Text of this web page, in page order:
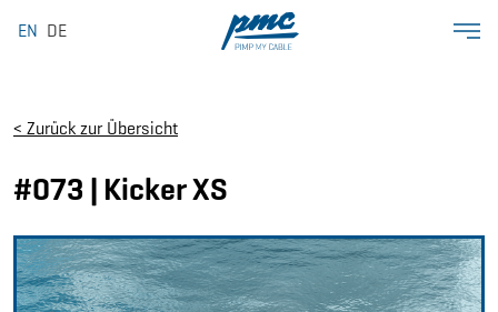
EN DE
< Zurück zur Übersicht
#073 | Kicker XS